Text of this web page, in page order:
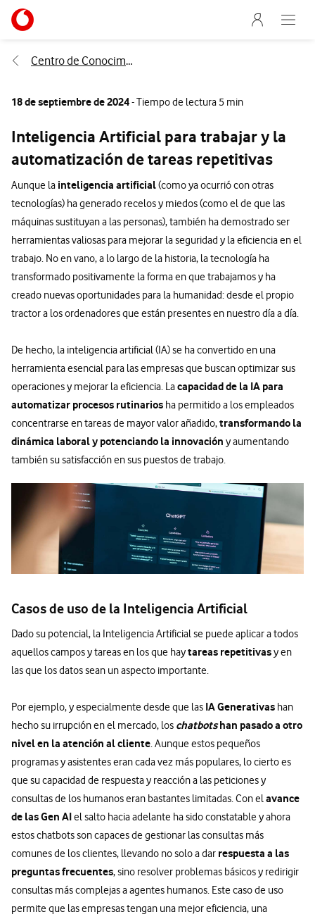
Ir a la pagina principal de vodafone.es
Menu
Abre
Centro de Conocimiento
18 de septiembre de 2024- Tiempo de lectura 5 min
Inteligencia Artificial para trabajar y la
automatización de tareas repetitivas
Aunque la inteligencia artificial(como ya ocurrió con otras
tecnologías) ha generado recelos y miedos (como el de que las
máquinas sustituyan a las personas), también ha demostrado ser
herramientas valiosas para mejorar la seguridad y la eficiencia en el
trabajo. No en vano, a lo largo de la historia, la tecnología ha
transformado positivamente la forma en que trabajamos y ha
creado nuevas oportunidades para la humanidad: desde el propio
tractor a los ordenadores que están presentes en nuestro día a día.
De hecho, la inteligencia artificial (IA) se ha convertido en una
herramienta esencial para las empresas que buscan optimizar sus
operaciones y mejorar la eficiencia. Lacapacidad de la IA para
automatizar procesos rutinarios ha permitido a los empleados
concentrarse en tareas de mayor valor añadido,transformando la
dinámica laboral y potenciando la innovación y aumentando
también su satisfacción en sus puestos de trabajo.
Casos de uso de la Inteligencia Artificial
Dado su potencial, la Inteligencia Artificial se puede aplicar a todos
aquellos campos y tareas en los que haytareas repetitivasy en
las que los datos sean un aspecto importante.
Por ejemplo, y especialmente desde que las IA Generativas han
hecho su irrupción en el mercado, los chatbotshan pasado a otro
nivel en la atención al cliente. Aunque estos pequeños
programas y asistentes eran cada vez más populares, lo cierto es
que su capacidad de respuesta y reacción a las peticiones y
consultas de los humanos eran bastantes limitadas. Con elavance
de las Gen AIel salto hacia adelante ha sido constatable y ahora
estos chatbots son capaces de gestionar las consultas más
comunes de los clientes, llevando no solo a dar respuesta a las
preguntas frecuentes, sino resolver problemas básicos y redirigir
consultas más complejas a agentes humanos. Este caso de uso
permite que las empresas tengan una mejor eficiencia, una